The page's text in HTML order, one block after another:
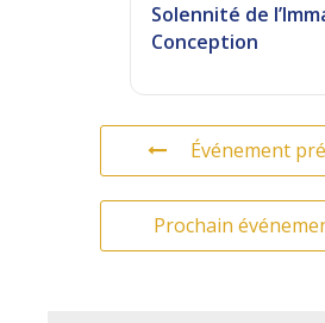
Solennité de
Conception
Événement
Prochain